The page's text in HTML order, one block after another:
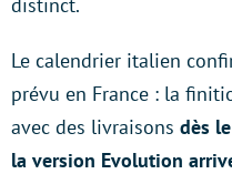
Le calendrier italien
prévu en France : la
avec des livraisons dès
la version Evolution